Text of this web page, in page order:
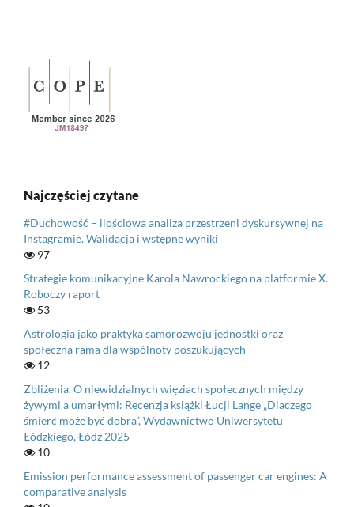
Najczęściej czytane
#Duchowość – ilościowa analiza przestrzeni dyskursywnej na
Instagramie. Walidacja i wstępne wyniki
97
Strategie komunikacyjne Karola Nawrockiego na platformie X.
Roboczy raport
53
Astrologia jako praktyka samorozwoju jednostki oraz
społeczna rama dla wspólnoty poszukujących
12
Zbliżenia. O niewidzialnych więziach społecznych między
żywymi a umarłymi: Recenzja książki Łucji Lange „Dlaczego
śmierć może być dobra”, Wydawnictwo Uniwersytetu
Łódzkiego, Łódź 2025
10
Emission performance assessment of passenger car engines: A
comparative analysis